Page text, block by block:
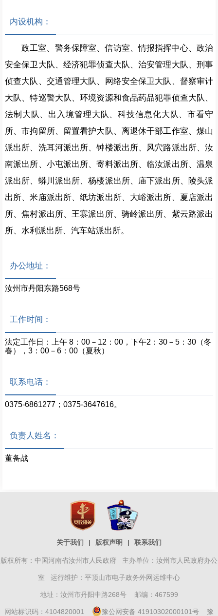
内设机构：
政工室、警务保障室、信访室、情报指挥中心、政治
安全保卫大队、经济犯罪侦查大队、治安管理大队、刑事
侦查大队、交通管理大队、网络安全保卫大队、督察审计
大队、特巡警大队、环境资源和食品药品犯罪侦查大队、
法制大队、出入境管理大队、科技信息化大队、市看守
所、市拘留所、留置看护大队、离退休干部工作室、煤山
派出所、洗耳河派出所、钟楼派出所、风穴路派出所、汝
南派出所、小屯派出所、寄料派出所、临汝派出所、温泉
派出所、蟒川派出所、杨楼派出所、庙下派出所、陵头派
出所、米庙派出所、纸坊派出所、大峪派出所、夏店派出
所、焦村派出所、王寨派出所、骑岭派出所、紫云路派出
所、水利派出所、汽车站派出所。
办公地址：
汝州市丹阳东路568号
工作时间：
法定工作日：上午 8：00－12：00，下午2：30－5：30（冬
春），3：00－6：00（夏秋）
联系电话：
0375-6861277；0375-3647616。
负责人姓名：
董备战
关于我们 | 版权声明 | 联系我们
版权所有：中国河南省汝州市人民政府 主办单位：汝州市人民政府办公
室 运行维护：平顶山市电子政务外网运维中心
地址：汝州市丹阳中路268号 邮编：467599
网站标识码：4104820001 豫公网安备 41910302000101号 豫